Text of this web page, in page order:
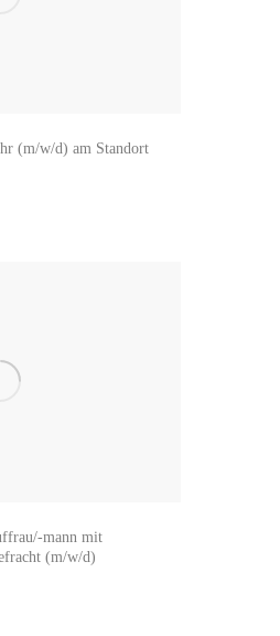
(m/w/d) am Standort
mann mit
(m/w/d)